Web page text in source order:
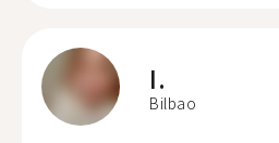
I.
Bilbao